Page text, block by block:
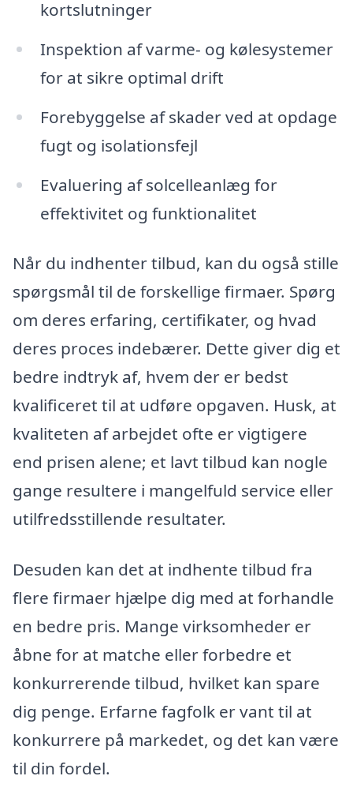
kortslutninger
Inspektion af varme- og kølesystemer
for at sikre optimal drift
Forebyggelse af skader ved at opdage
fugt og isolationsfejl
Evaluering af solcelleanlæg for
effektivitet og funktionalitet
Når du indhenter tilbud, kan du også stille
spørgsmål til de forskellige firmaer. Spørg
om deres erfaring, certifikater, og hvad
deres proces indebærer. Dette giver dig et
bedre indtryk af, hvem der er bedst
kvalificeret til at udføre opgaven. Husk, at
kvaliteten af arbejdet ofte er vigtigere
end prisen alene; et lavt tilbud kan nogle
gange resultere i mangelfuld service eller
utilfredsstillende resultater.
Desuden kan det at indhente tilbud fra
flere firmaer hjælpe dig med at forhandle
en bedre pris. Mange virksomheder er
åbne for at matche eller forbedre et
konkurrerende tilbud, hvilket kan spare
dig penge. Erfarne fagfolk er vant til at
konkurrere på markedet, og det kan være
til din fordel.